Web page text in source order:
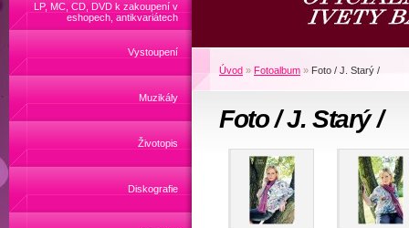
LP, MC, CD, DVD k zakoupení v
eshopech, antikvariátech
Vystoupení
Muzikály
Životopis
Diskografie
Úvod » Fotoalbum » Foto / J. Starý /
Foto / J. Starý /